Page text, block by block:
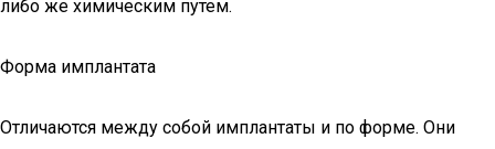
либо же химическим путем.
Форма имплантата
Отличаются между собой имплантаты и по форме. Они